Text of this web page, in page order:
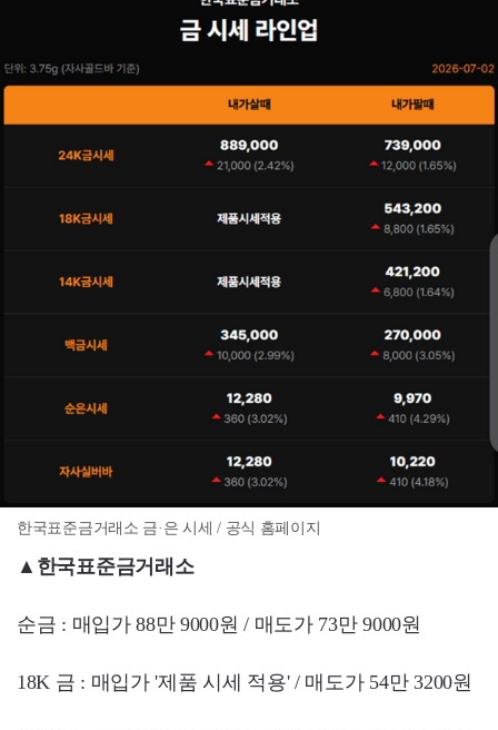
한국표준금거래소 금·은 시세 / 공식 홈페이지
▲한국표준금거래소
순금 : 매입가 88만 9000원 / 매도가 73만 9000원
18K 금 : 매입가 '제품 시세 적용' / 매도가 54만 3200원